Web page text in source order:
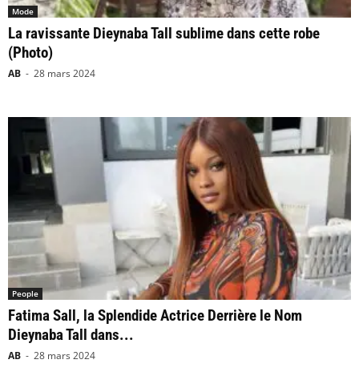
Mode
La ravissante Dieynaba Tall sublime dans cette robe
(Photo)
AB - 28 mars 2024
People
Fatima Sall, la Splendide Actrice Derrière le Nom
Dieynaba Tall dans...
AB - 28 mars 2024